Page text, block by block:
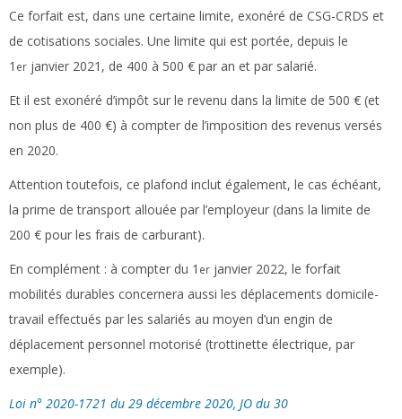
Ce forfait est, dans une certaine limite, exonéré de CSG-CRDS et
de cotisations sociales. Une limite qui est portée, depuis le
1 er janvier 2021, de 400 à 500 € par an et par salarié.
Et il est exonéré d’impôt sur le revenu dans la limite de 500 € (et
non plus de 400 €) à compter de l’imposition des revenus versés
en 2020.
Attention toutefois, ce plafond inclut également, le cas échéant,
la prime de transport allouée par l’employeur (dans la limite de
200 € pour les frais de carburant).
En complément : à compter du 1 er janvier 2022, le forfait
mobilités durables concernera aussi les déplacements domicile-
travail effectués par les salariés au moyen d’un engin de
déplacement personnel motorisé (trottinette électrique, par
exemple).
Loi n° 2020-1721 du 29 décembre 2020, JO du 30